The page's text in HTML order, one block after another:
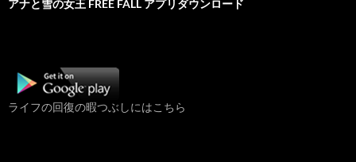
アナと雪の女王 FREE FALL アプリダウンロード
ライフの回復の暇つぶしにはこちら